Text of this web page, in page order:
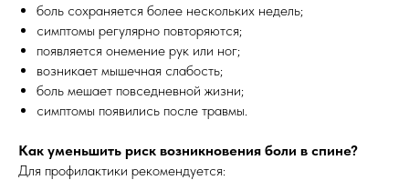
боль сохраняется более нескольких недель;
симптомы регулярно повторяются;
появляется онемение рук или ног;
возникает мышечная слабость;
боль мешает повседневной жизни;
симптомы появились после травмы.
Как уменьшить риск возникновения боли в спине?
Для профилактики рекомендуется: